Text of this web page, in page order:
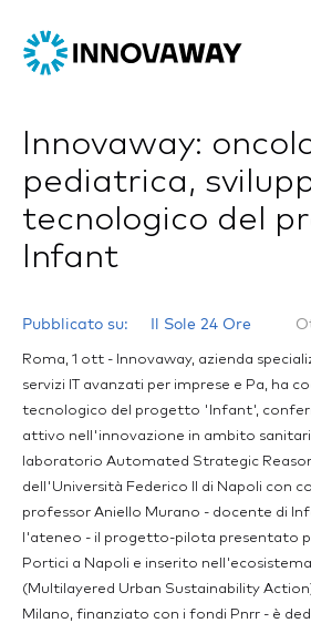
Innovaway:
pediatrica,
tecnologico del
Infant
Pubblicato su: Il Sole 24 Ore
Roma, 1 ott - Innovaway, azienda
servizi IT avanzati per imprese e Pa, ha
tecnologico del progetto 'Infant',
attivo nell'innovazione in ambito
laboratorio Automated Strategic
dell'Università Federico II di Napoli con
professor Aniello Murano - docente di
l'ateneo - il progetto-pilota presentato
Portici a Napoli e inserito
(Multilayered Urban Sustainability
Milano, finanziato con i fondi Pnrr - è